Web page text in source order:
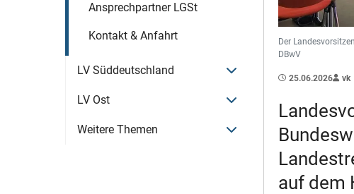
Ansprechpartner LGSt
Kontakt & Anfahrt
LV Süddeutschland
LV Ost
Weitere Themen Menü öffnen
Der
DBwV
25.06.2026 vk
auf dem